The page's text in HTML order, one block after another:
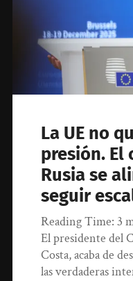
La UE no
presión. El
Rusia se
seguir
Reading Time:3
El presidente del
Costa, acaba de
las verdaderas